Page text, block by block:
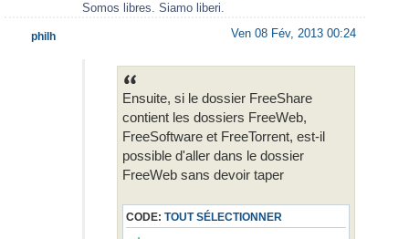
Somos libres. Siamo liberi.
Ven 08 Fév, 2013 00:24
Ensuite, si le dossier FreeShare
contient les dossiers FreeWeb,
FreeSoftware et FreeTorrent, est-il
possible d'aller dans le dossier
FreeWeb sans devoir taper
CODE: TOUT SÉLECTIONNER
philh